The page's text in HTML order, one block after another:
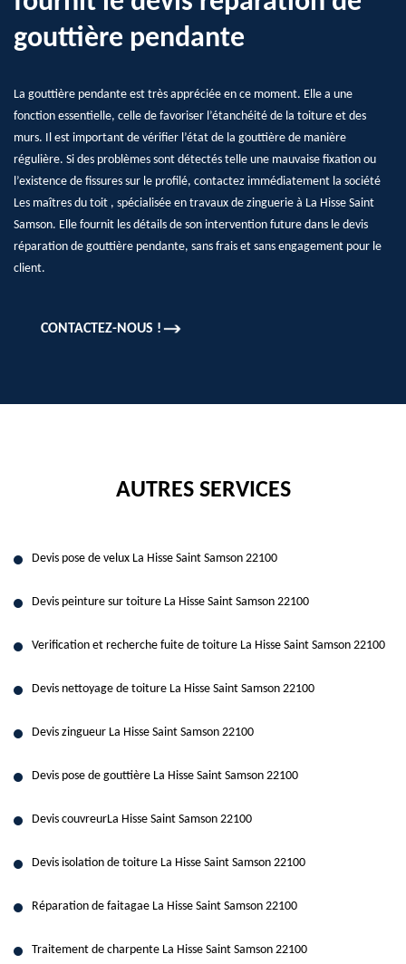
gouttière pendante
La gouttière pendante est très appréciée en ce moment. Elle a une
fonction essentielle, celle de favoriser l’étanchéité de la toiture et des
murs. Il est important de vérifier l’état de la gouttière de manière
régulière. Si des problèmes sont détectés telle une mauvaise fixation ou
l’existence de fissures sur le profilé, contactez immédiatement la société
Les maîtres du toit , spécialisée en travaux de zinguerie à La Hisse Saint
Samson. Elle fournit les détails de son intervention future dans le devis
réparation de gouttière pendante, sans frais et sans engagement pour le
client.
CONTACTEZ-NOUS !
AUTRES SERVICES
Devis pose de velux La Hisse Saint Samson 22100
Devis peinture sur toiture La Hisse Saint Samson 22100
Verification et recherche fuite de toiture La Hisse Saint Samson 22100
Devis nettoyage de toiture La Hisse Saint Samson 22100
Devis zingueur La Hisse Saint Samson 22100
Devis pose de gouttière La Hisse Saint Samson 22100
Devis couvreurLa Hisse Saint Samson 22100
Devis isolation de toiture La Hisse Saint Samson 22100
Réparation de faitagae La Hisse Saint Samson 22100
Traitement de charpente La Hisse Saint Samson 22100